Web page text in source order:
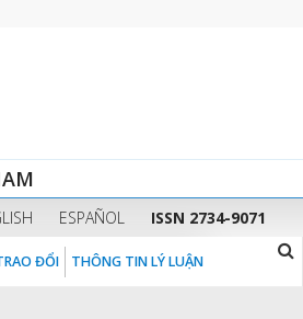
ESPAÑOL ISSN 2734-9071
ĐỔI THÔNG TIN LÝ LUẬN